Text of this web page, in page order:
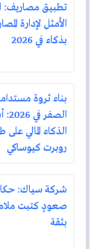
تطبيق مصاريف:
الأمثل لإدارة
بذكاء في 2026
بناء ثروة
الذكاء المالي على
روبرت كيوساكي
شركة سياك:
صعودٍ كتبت
بثقة